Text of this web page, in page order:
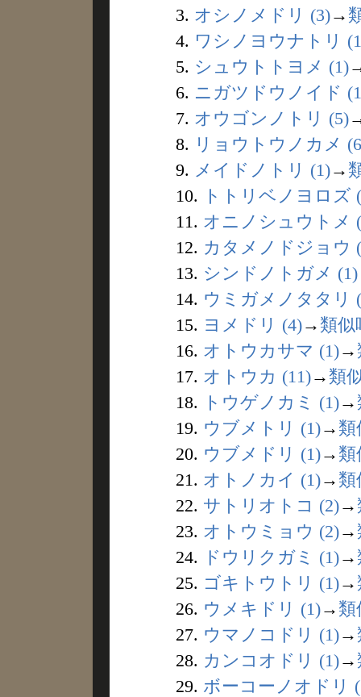
3. オシノメドリ (3)→
4. ワシノヨウナトリ
5. シュウトトヨメ (1)
6. ニガツドウノイド
7. オウゴンノトリ (5)
8. リョウトウノカメ
9. メイドノトリ (1)→
10.
トトリベノヨロズ
11. オニノシュウトメ
12. カタメノドジョウ
13. シンドノトガメ (1)
14. ウミガメノタタリ
15. ヨメドリ (4)→ 類似
16. オトウカサマ (1)→
17. オトウカ (11)→ 類
18.
トウゲノカミ (1)→
19. ウブメトリ (1)→ 類
20. ウブメドリ (1)→ 類
21. オトノカイ (1)→ 類
22. サトリオトコ (2)→
23. オトウミョウ (2)→
24.
ドウリクガミ (1)→
25. ゴキトウトリ (1)→
26. ウメキドリ (1)→ 類
27. ウマノコドリ (1)→
28. カンコオドリ (1)→
29. ボーコーノオドリ